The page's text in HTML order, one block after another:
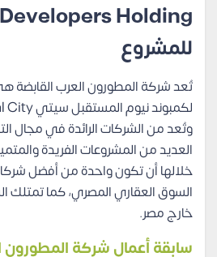
للمشروع
تُعد شركة المطورون العرب القابضة
وتُعد من الشركات الرائدة في مجال
العديد من المشروعات الفريدة
خلالها أن تكون واحدة من أفضل
السوق العقاري المصري، كما تمتلك
خارج مصر.
سابقة أعمال شركة المطورون